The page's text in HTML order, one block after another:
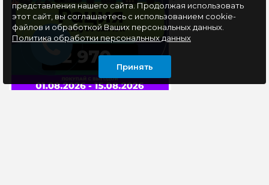
представления нашего сайта. Продолжая использовать
этот сайт, вы соглашаетесь с использованием cookie-
файлов и обработкой Ваших персональных данных.
Политика обработки персональных данных
Принять